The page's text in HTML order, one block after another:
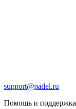
support@padel.ru
Помощь и поддержка